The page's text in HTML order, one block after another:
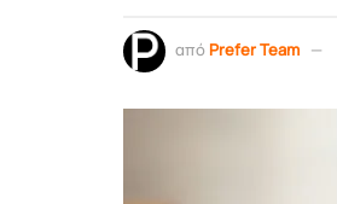
απόPrefer Team